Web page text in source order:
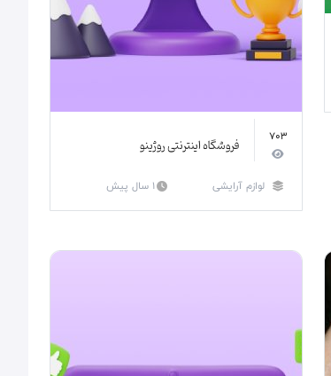
703 فروشگاه اینترنتی روژینو
لوازم آرایشی 1 سال پیش